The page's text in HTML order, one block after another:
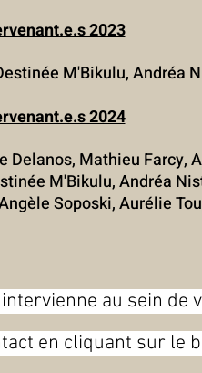
2023
M'Bikulu, Andréa
2024
Delanos, Mathieu Farcy,
M'Bikulu, Andréa
Soposki, Aurélie
au sein
en cliquant sur le